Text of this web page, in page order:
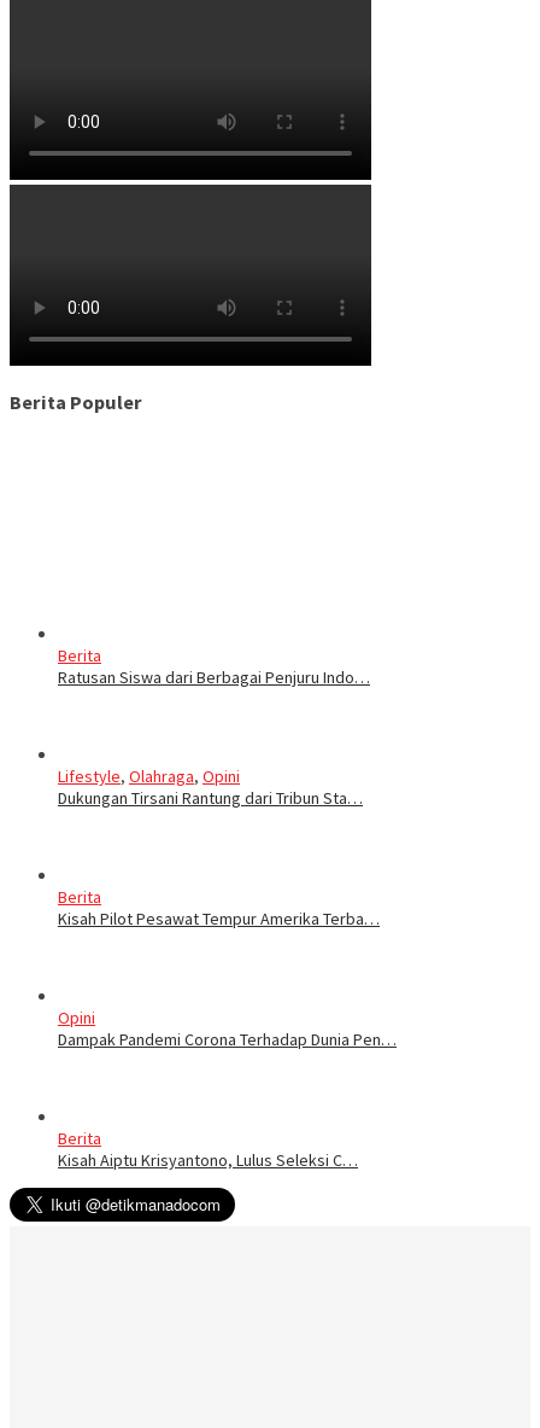
Berita Populer
Berita
Ratusan Siswa dari Berbagai Penjuru Indo…
Lifestyle, Olahraga, Opini
Dukungan Tirsani Rantung dari Tribun Sta…
Berita
Kisah Pilot Pesawat Tempur Amerika Terba…
Opini
Dampak Pandemi Corona Terhadap Dunia Pen…
Berita
Kisah Aiptu Krisyantono, Lulus Seleksi C…